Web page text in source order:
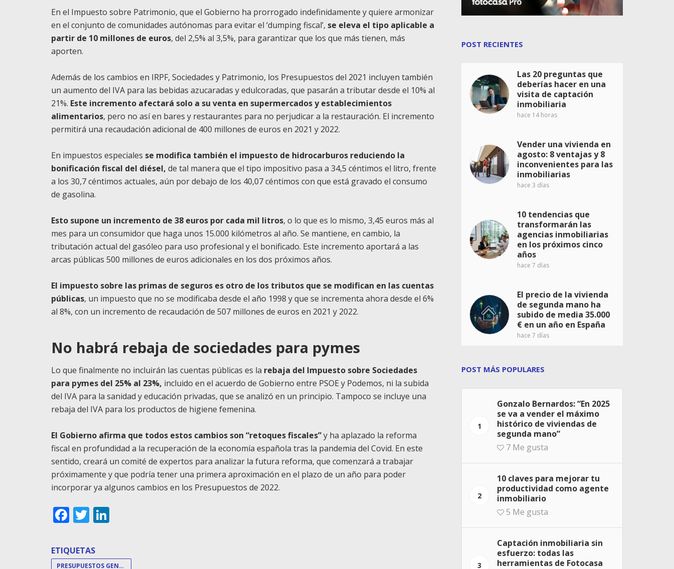
En el Impuesto sobre Patrimonio, que el Gobierno ha prorrogado indefinidamente y quiere armonizar
en el conjunto de comunidades autónomas para evitar el ‘dumping fiscal’, se eleva el tipo aplicable a
partir de 10 millones de euros, del 2,5% al 3,5%, para garantizar que los que más tienen, más
aporten.
Además de los cambios en IRPF, Sociedades y Patrimonio, los Presupuestos del 2021 incluyen también
un aumento del IVA para las bebidas azucaradas y edulcoradas, que pasarán a tributar desde el 10% al
21%. Este incremento afectará solo a su venta en supermercados y establecimientos
alimentarios, pero no así en bares y restaurantes para no perjudicar a la restauración. El incremento
permitirá una recaudación adicional de 400 millones de euros en 2021 y 2022.
En impuestos especiales se modifica también el impuesto de hidrocarburos reduciendo la
bonificación fiscal del diésel, de tal manera que el tipo impositivo pasa a 34,5 céntimos el litro, frente
a los 30,7 céntimos actuales, aún por debajo de los 40,07 céntimos con que está gravado el consumo
de gasolina.
Esto supone un incremento de 38 euros por cada mil litros, o lo que es lo mismo, 3,45 euros más al
mes para un consumidor que haga unos 15.000 kilómetros al año. Se mantiene, en cambio, la
tributación actual del gasóleo para uso profesional y el bonificado. Este incremento aportará a las
arcas públicas 500 millones de euros adicionales en los dos próximos años.
El impuesto sobre las primas de seguros es otro de los tributos que se modifican en las cuentas
públicas, un impuesto que no se modificaba desde el año 1998 y que se incrementa ahora desde el 6%
al 8%, con un incremento de recaudación de 507 millones de euros en 2021 y 2022.
No habrá rebaja de sociedades para pymes
Lo que finalmente no incluirán las cuentas públicas es la rebaja del Impuesto sobre Sociedades
para pymes del 25% al 23%, incluido en el acuerdo de Gobierno entre PSOE y Podemos, ni la subida
del IVA para la sanidad y educación privadas, que se analizó en un principio. Tampoco se incluye una
rebaja del IVA para los productos de higiene femenina.
El Gobierno afirma que todos estos cambios son “retoques fiscales”y ha aplazado la reforma
fiscal en profundidad a la recuperación de la economía española tras la pandemia del Covid. En este
sentido, creará un comité de expertos para analizar la futura reforma, que comenzará a trabajar
próximamente y que podría tener una primera aproximación en el plazo de un año para poder
incorporar ya algunos cambios en los Presupuestos de 2022.
Facebook
Twitter
ETIQUETAS
PRESUPUESTOS GENERALES DEL ESTADO
POST RECIENTES
Las 20 preguntas que
deberías hacer en una
visita de captación
inmobiliaria
hace 14 horas
Vender una vivienda en
agosto: 8 ventajas y 8
inconvenientes para las
inmobiliarias
hace 3 días
10 tendencias que
transformarán las
agencias inmobiliarias
en los próximos cinco
años
hace 7 días
El precio de la vivienda
de segunda mano ha
subido de media 35.000
€ en un año en España
hace 7 días
POST MÁS POPULARES
1
Gonzalo Bernardos: “En 2025
se va a vender el máximo
histórico de viviendas de
segunda mano”
7 Me gusta
2
10 claves para mejorar tu
productividad como agente
inmobiliario
5 Me gusta
3
Captación inmobiliaria sin
esfuerzo: todas las
herramientas de Fotocasa